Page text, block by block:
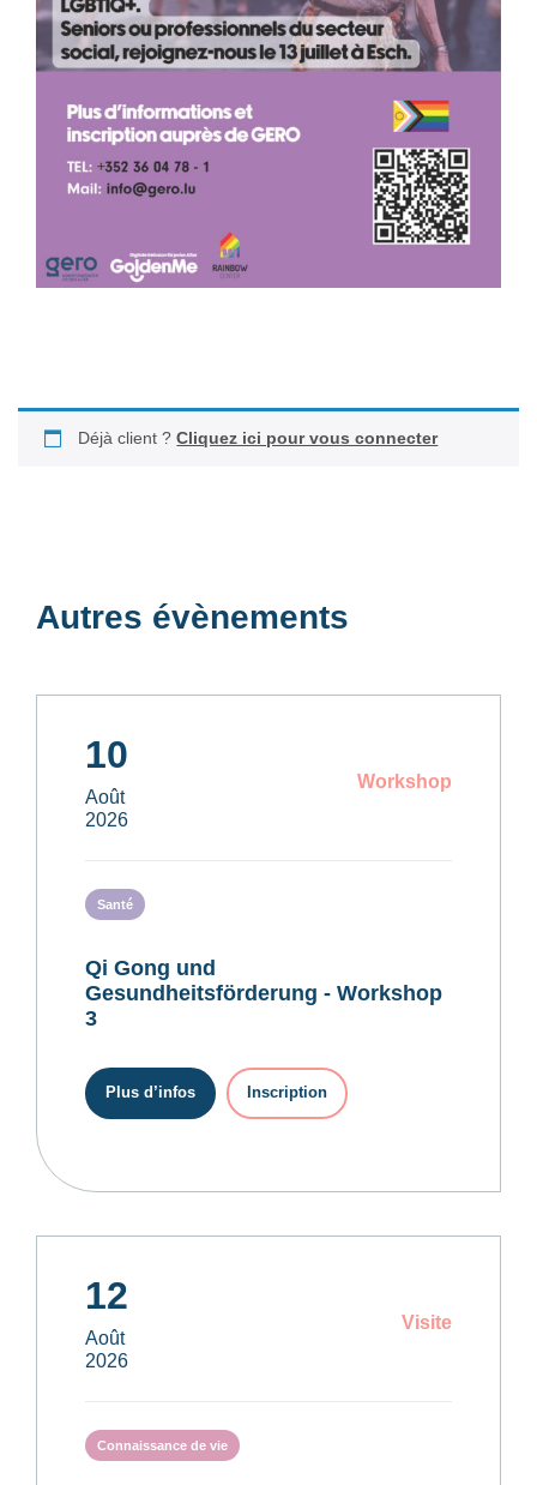
Déjà client ?Cliquez ici pour vous connecter
Autres évènements
10
Août
2026
Workshop
Santé
Qi Gong und
Gesundheitsförderung - Workshop
3
Plus d’infos Inscription
12
Août
2026
Visite
Connaissance de vie